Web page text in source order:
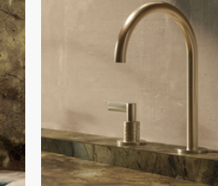
Rete commerciale